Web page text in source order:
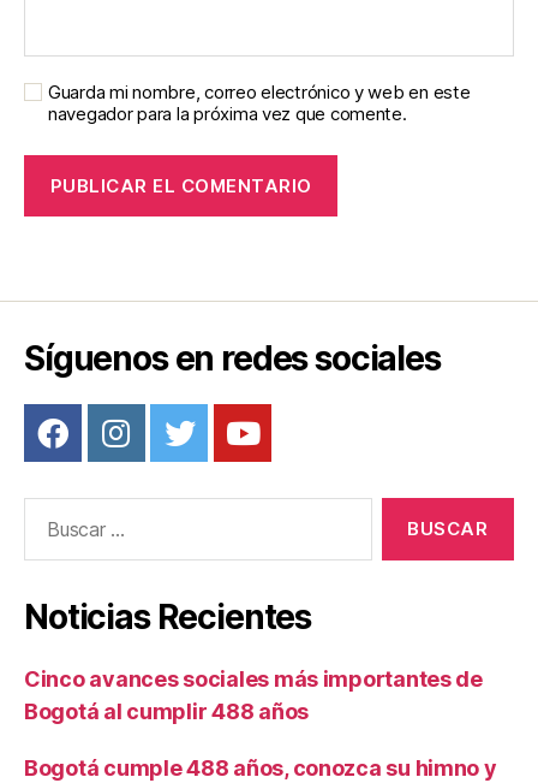
Guarda mi nombre, correo electrónico y web en este
navegador para la próxima vez que comente.
Síguenos en redes sociales
Noticias Recientes
Cinco avances sociales más importantes de
Bogotá al cumplir 488 años
Bogotá cumple 488 años, conozca su himno y